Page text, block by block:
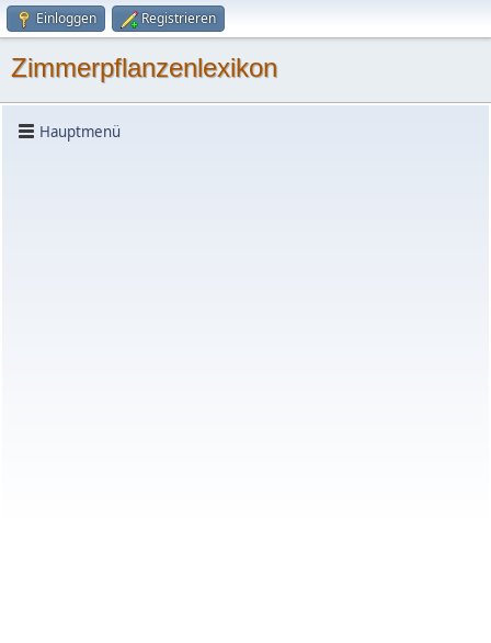
Einloggen Registrieren
Zimmerpflanzenlexikon
Hauptmenü